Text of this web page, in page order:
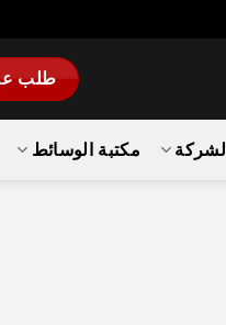
طلب
الشركة مكتبة الوسائط